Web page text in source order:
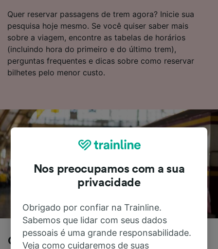
Quer reservar passagens de trem agora? Inicie sua
pesquisa hoje mesmo. Se você quiser saber mais
sobre a viagem, encontre as tabelas de horários
(incluindo hora do primeiro e do último trem),
perguntas frequentes e dicas sobre como reservar
bilhetes pelo menor custo.
Genova para Bogliasco de trem
Nos preocupamos com a sua
privacidade
Obrigado por confiar na Trainline.
Sabemos que lidar com seus dados
pessoais é uma grande responsabilidade.
Veja como cuidaremos de suas